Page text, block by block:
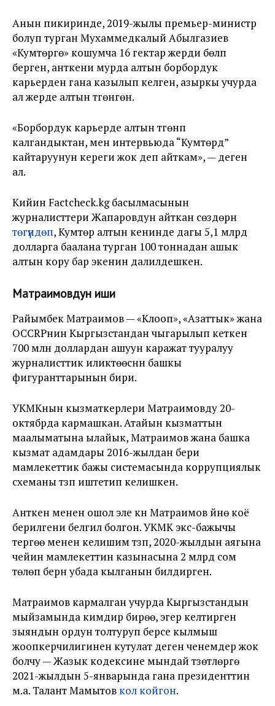
Анын пикиринде, 2019-жылы премьер-министр
болуп турган Мухаммедкалый Абылгазиев
«Кумтөргө» кошумча 16 гектар жерди бөлүп
берген, анткени мурда алтын борбордук
карьерден гана казылып келген, азыркы учурда
ал жерде алтын түгөнгөн.
«Борбордук карьерде алтын түгөнүп
калгандыктан, мен интервьюда “Кумтөрдү”
кайтаруунун кереги жок деп айткам», — деген
ал.
Кийин Factcheck.kg басылмасынын
журналисттери Жапаровдун айткан сөздөрүн
төгүндөп, Кумтөр алтын кенинде дагы 5,1 млрд
долларга баалана турган 100 тоннадан ашык
алтын кору бар экенин далилдешкен.
Матраимовдун иши
Райымбек Матраимов — «Клооп», «Азаттык» жана
OCCRPнин Кыргызстандан чыгарылып кеткен
700 млн доллардан ашуун каражат тууралуу
журналисттик иликтөөсүнүн башкы
фигуранттарынын бири.
УКМКнын кызматкерлери Матраимовду 20-
октябрда кармашкан. Атайын кызматтын
маалыматына ылайык, Матраимов жана башка
кызмат адамдары 2016-жылдан бери
мамлекеттик бажы системасында коррупциялык
схеманы түзүп иштетип келишкен.
Анткен менен ошол эле күнү Матраимов үйүнө коё
берилгени белгилүү болгон. УКМК экс-бажычы
тергөө менен келишим түзүп, 2020-жылдын аягына
чейин мамлекеттин казынасына 2 млрд сом
төлөп берүүнү убада кылганын билдирген.
Матраимов кармалган учурда Кыргызстандын
мыйзамында кимдир бирөө, эгер келтирген
зыяндын ордун толтуруп берсе кылмыш
жоопкерчилигинен кутулат деген ченемдер жок
болчу — Жазык кодексине мындай түзөтүүлөргө
2021-жылдын 5-январында гана президенттин
м.а. Талант Мамытов кол койгон.